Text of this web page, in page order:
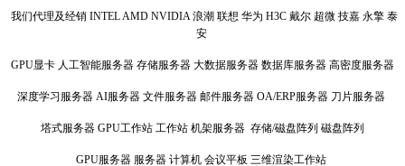
我们代理及经销 INTEL AMD NVIDIA 浪潮 联想 华为 H3C 戴尔 超微 技嘉 永擎 泰
安
GPU显卡 人工智能服务器 存储服务器 大数据服务器 数据库服务器 高密度服务器
深度学习服务器 AI服务器 文件服务器 邮件服务器 OA/ERP服务器 刀片服务器
塔式服务器 GPU工作站 工作站 机架服务器 存储/磁盘阵列 磁盘阵列
GPU服务器 服务器 计算机 会议平板 三维渲染工作站